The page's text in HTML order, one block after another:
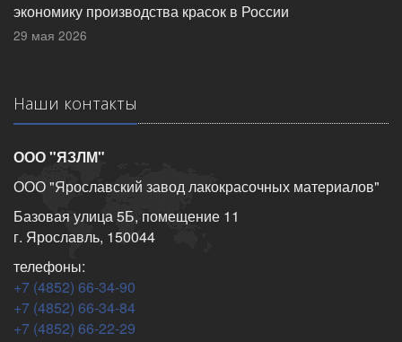
экономику производства красок в России
29 мая 2026
Наши контакты
ООО "ЯЗЛМ"
ООО "Ярославский завод лакокрасочных материалов"
Базовая улица 5Б, помещение 11
г. Ярославль, 150044
телефоны:
+7 (4852) 66-34-90
+7 (4852) 66-34-84
+7 (4852) 66-22-29